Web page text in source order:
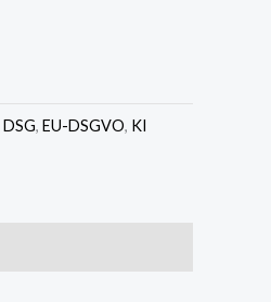
DSG, EU-DSGVO, KI